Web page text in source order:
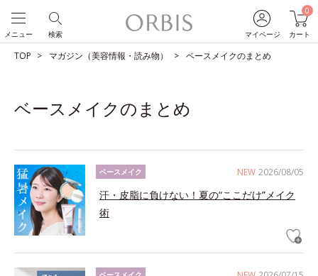
マイページ
0
カート
検索
メニュー
TOP マガジン（美容情報・読み物） ベースメイクのまとめ
ベースメイクのまとめ
NEW 2026/08/05
ベースメイク
汗・皮脂に負けない！夏の“ここだけ”メイク
術